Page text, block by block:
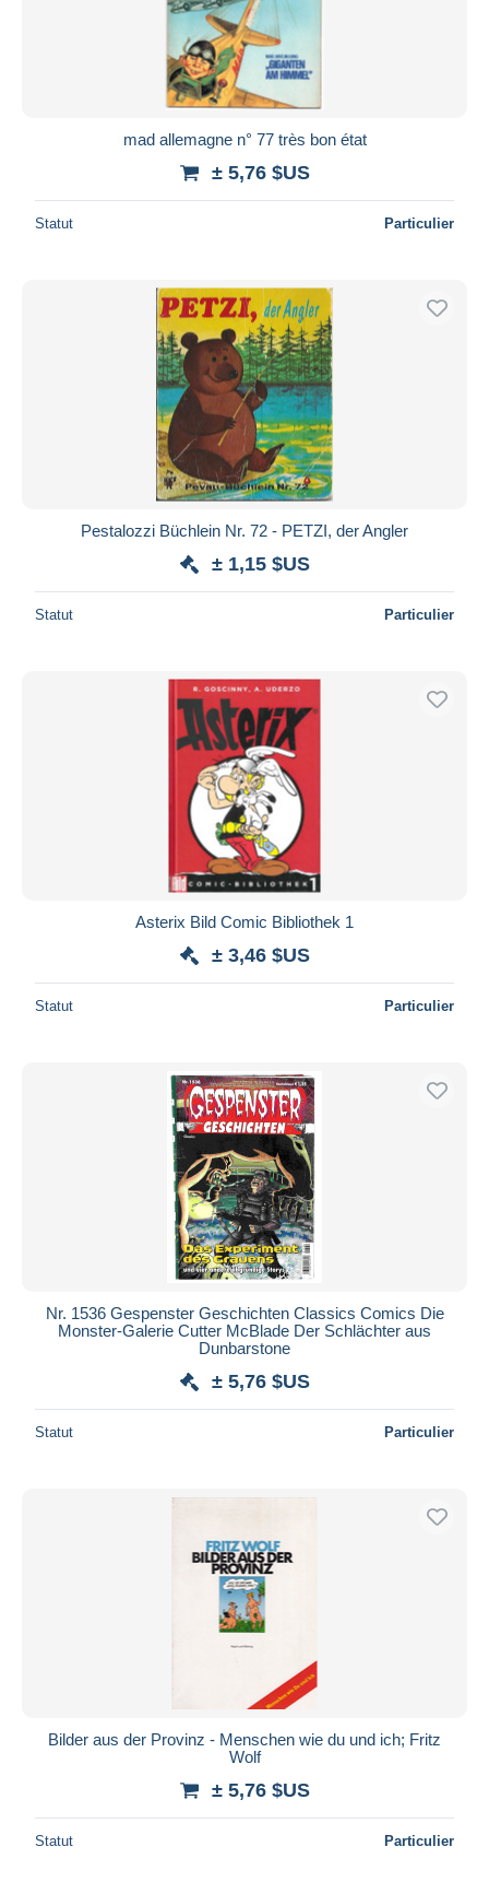
mad allemagne n° 77 très bon état
± 5,76 $US
Statut Particulier
Pestalozzi Büchlein Nr. 72 - PETZI, der Angler
± 1,15 $US
Statut Particulier
Asterix Bild Comic Bibliothek 1
± 3,46 $US
Statut Particulier
Nr. 1536 Gespenster Geschichten Classics Comics Die
Monster-Galerie Cutter McBlade Der Schlächter aus
Dunbarstone
± 5,76 $US
Statut Particulier
Bilder aus der Provinz - Menschen wie du und ich; Fritz
Wolf
± 5,76 $US
Statut Particulier